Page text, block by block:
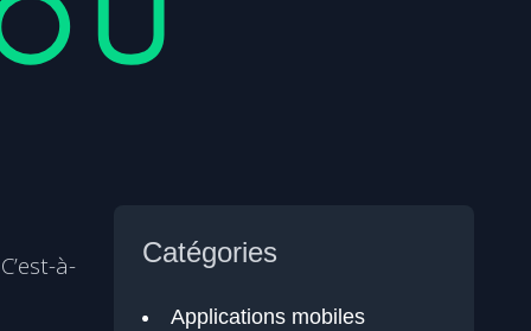
à-
Catégories
Applications mobiles